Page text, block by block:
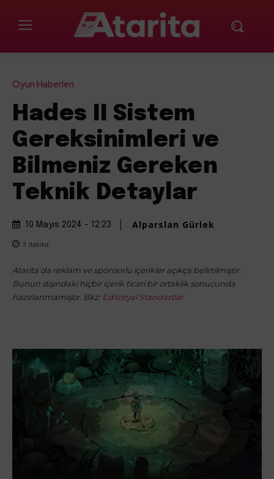
Oyun Haberleri
Hades II Sistem
Gereksinimleri ve
Bilmeniz Gereken
Teknik Detaylar
10 Mayıs 2024 - 12:23 Alparslan Gürlek
3 dakika
Atarita'da reklam ve sponsorlu içerikler açıkça belirtilmiştir.
Bunun dışındaki hiçbir içerik ticari bir ortaklık sonucunda
hazırlanmamıştır. Bkz: Editöryal Standartlar